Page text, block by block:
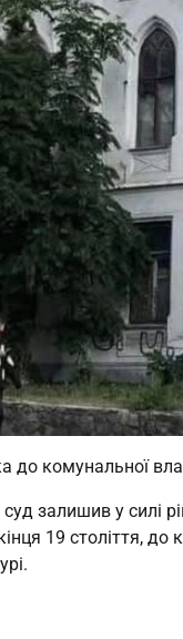
до комунальної
залишив у силі
19 століття,